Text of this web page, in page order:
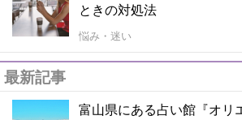
ときの対処法
悩み・迷い
最新記事
富山県にある占い館『オリ